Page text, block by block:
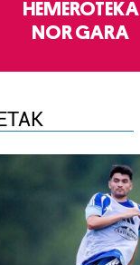
HEMEROTEKA
NOR GARA